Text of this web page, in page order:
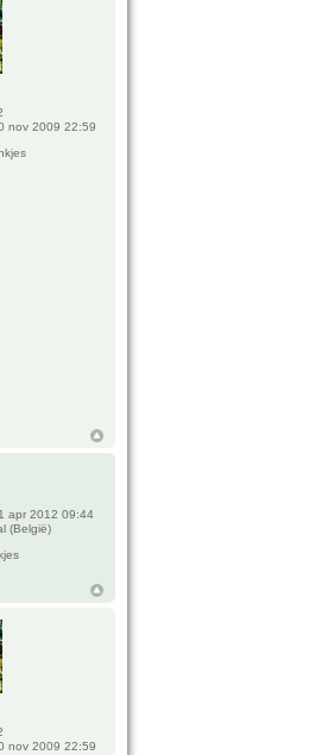
nov 2009 22:59
apr 2012 09:44
(België)
nov 2009 22:59